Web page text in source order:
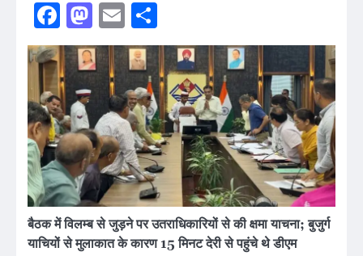
Facebook
Mastodon
Email
बैठक में विलम्ब से जुड़ने पर उतराधिकारियों से की क्षमा याचना; बुजुर्ग
याचियों से मुलाकात के कारण 15 मिनट देरी से पहुंचे थे डीएम